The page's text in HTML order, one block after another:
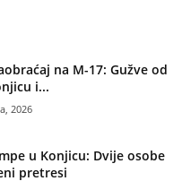
na M-17: Gužve od
i...
2026
u Konjicu: Dvije osobe
pretresi